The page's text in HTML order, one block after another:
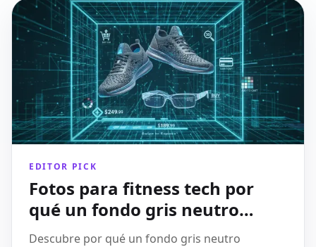
EDITOR PICK
Fotos para fitness tech por
qué un fondo gris neutro
convierte mejor
Descubre por qué un fondo gris neutro